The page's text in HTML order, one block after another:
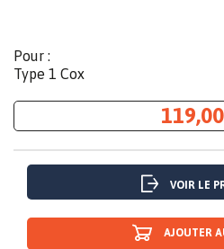
Pour :
Type 1 Cox
VOIR LE
AJOUTER